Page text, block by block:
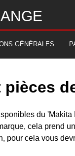
GÉNÉRALES
du
cela prend
pour cela vous